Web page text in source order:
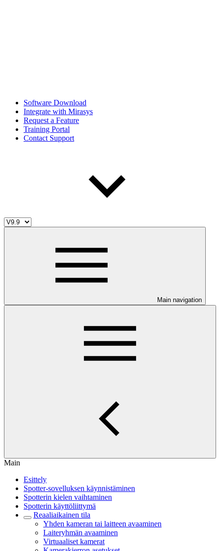
Software Download
Integrate with Mirasys
Request a Feature
Training Portal
Contact Support
Main navigation
Main
Esittely
Spotter-sovelluksen käynnistäminen
Spotterin kielen vaihtaminen
Spotterin käyttöliittymä
Reaaliaikainen tila
Yhden kameran tai laitteen avaaminen
Laiteryhmän avaaminen
Virtuaaliset kamerat